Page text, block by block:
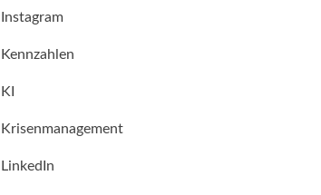
Instagram
Kennzahlen
KI
Krisenmanagement
LinkedIn